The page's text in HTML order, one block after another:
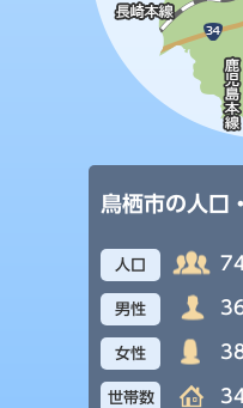
鳥栖市の人口
人口
男性
女性
世帯数